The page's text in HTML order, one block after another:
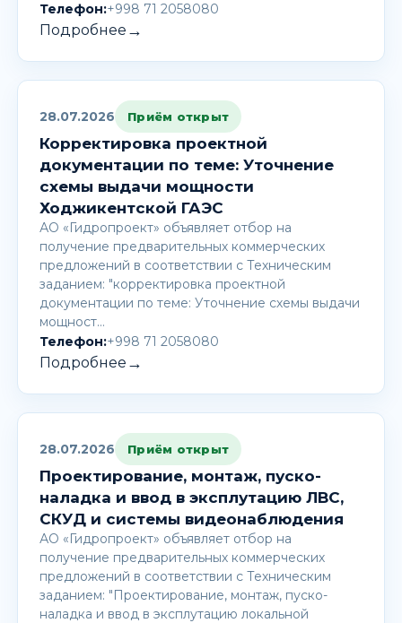
Телефон:+998 71 2058080
Подробнее →
28.07.2026 Приём открыт
Корректировка проектной
документации по теме: Уточнение
схемы выдачи мощности
Ходжикентской ГАЭС
АО «Гидропроект» объявляет отбор на
получение предварительных коммерческих
предложений в соответствии с Техническим
заданием: "корректировка проектной
документации по теме: Уточнение схемы выдачи
мощност…
Телефон:+998 71 2058080
Подробнее →
28.07.2026 Приём открыт
Проектирование, монтаж, пуско-
наладка и ввод в эксплутацию ЛВС,
СКУД и системы видеонаблюдения
АО «Гидропроект» объявляет отбор на
получение предварительных коммерческих
предложений в соответствии с Техническим
заданием: "Проектирование, монтаж, пуско-
наладка и ввод в эксплутацию локальной